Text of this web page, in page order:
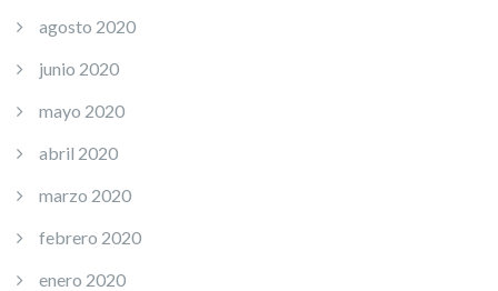
agosto 2020
junio 2020
mayo 2020
abril 2020
marzo 2020
febrero 2020
enero 2020